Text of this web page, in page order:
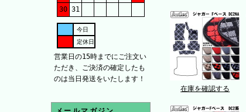
30 31
今日
定休日
営業日の15時までにご注文い
ただき、ご決済の確定したも
のは当日発送をいたします！
在庫を確認する